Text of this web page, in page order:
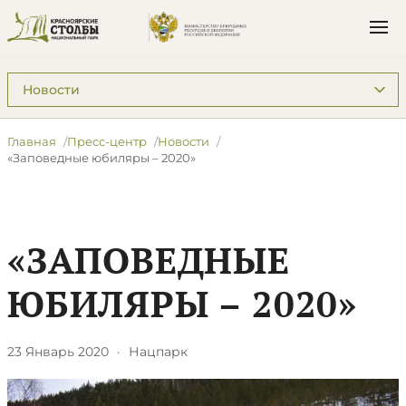
Подразделы: Пресс-центр
Главная Пресс-центр
Новости
«Заповедные юбиляры – 2020»
«ЗАПОВЕДНЫЕ
ЮБИЛЯРЫ – 2020»
23 Январь 2020 · Нацпарк